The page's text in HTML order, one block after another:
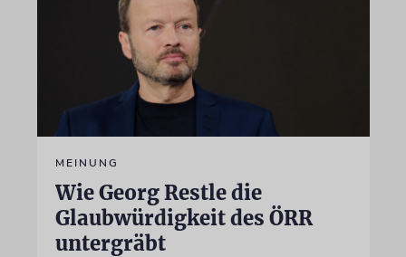
MEINUNG
Wie Georg Restle die
Glaubwürdigkeit des ÖRR
untergräbt